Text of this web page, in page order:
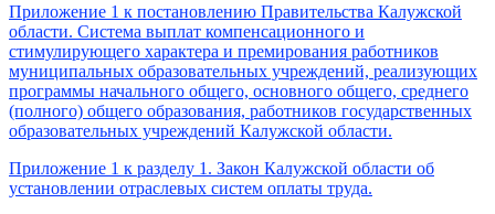
Приложение 1 к постановлению Правительства Калужской
области. Система выплат компенсационного и
стимулирующего характера и премирования работников
муниципальных образовательных учреждений, реализующих
программы начального общего, основного общего, среднего
(полного) общего образования, работников государственных
образовательных учреждений Калужской области.
Приложение 1 к разделу 1. Закон Калужской области об
установлении отраслевых систем оплаты труда.